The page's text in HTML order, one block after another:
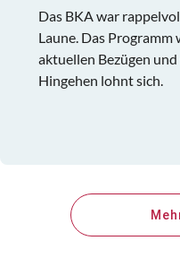
Das BKA war
Laune. Das
aktuellen Bezügen
Hingehen lohnt sich.